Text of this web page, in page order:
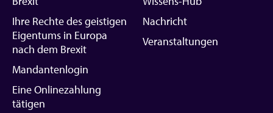
Ihre Rechte des geistigen
Eigentums in Europa
nach dem Brexit
Mandantenlogin
Eine Onlinezahlung
tätigen
Nachricht
Veranstaltungen